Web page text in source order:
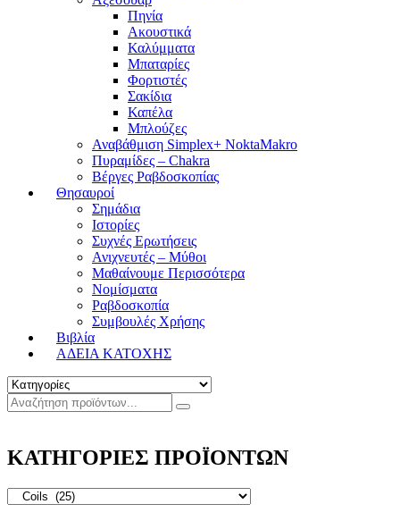
Πηνία
Ακουστικά
Καλύμματα
Μπαταρίες
Φορτιστές
Σακίδια
Καπέλα
Μπλούζες
Αναβάθμιση Simplex+ NoktaMakro
Πυραμίδες – Chakra
Βέργες Ραβδοσκοπίας
Θησαυροί
Σημάδια
Ιστορίες
Συχνές Ερωτήσεις
Ανιχνευτές – Μύθοι
Μαθαίνουμε Περισσότερα
Νομίσματα
Ραβδοσκοπία
Συμβουλές Χρήσης
Βιβλία
ΑΔΕΙΑ ΚΑΤΟΧΗΣ
ΚΑΤΗΓΟΡΙΕΣ ΠΡΟΪΟΝΤΩΝ